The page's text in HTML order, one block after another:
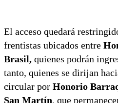
El acceso quedará
frentistas ubicados entre
Brasil, quienes podrán
tanto, quienes se dirijan
circular por Honorio
San Martín, que